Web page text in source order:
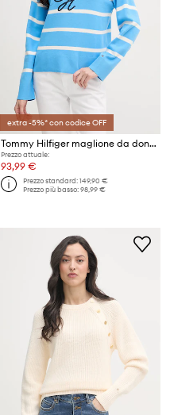
extra -5%* con codice OFF
Tommy Hilfiger maglione da donna in cotone
Prezzo attuale:
93,99 €
Prezzo standard:149,90 €
Prezzo più basso:98,99 €